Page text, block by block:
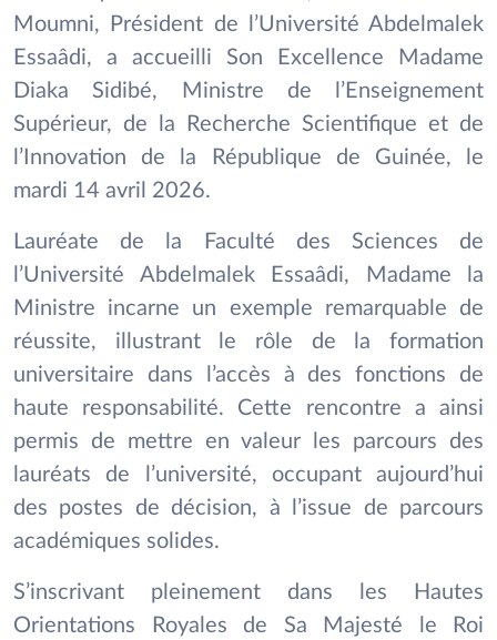
Moumni, Président de l’Université Abdelmalek
Essaâdi, a accueilli Son Excellence Madame
Diaka Sidibé, Ministre de l’Enseignement
Supérieur, de la Recherche Scientifique et de
l’Innovation de la République de Guinée, le
mardi 14 avril 2026.
Lauréate de la Faculté des Sciences de
l’Université Abdelmalek Essaâdi, Madame la
Ministre incarne un exemple remarquable de
réussite, illustrant le rôle de la formation
universitaire dans l’accès à des fonctions de
haute responsabilité. Cette rencontre a ainsi
permis de mettre en valeur les parcours des
lauréats de l’université, occupant aujourd’hui
des postes de décision, à l’issue de parcours
académiques solides.
S’inscrivant pleinement dans les Hautes
Orientations Royales de Sa Majesté le Roi